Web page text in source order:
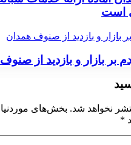
است
و بازدید از صنوف همدان
بر بازار و بازدید از
نخواهد شد. بخش‌های
*